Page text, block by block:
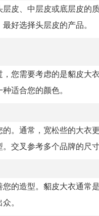
皮、中层皮或底层皮的
好选择头层皮的产品。
您需要考虑的是貂皮大
适合您的颜色。
。通常，宽松些的大衣
交叉参考多个品牌的尺
的造型。貂皮大衣通常
。